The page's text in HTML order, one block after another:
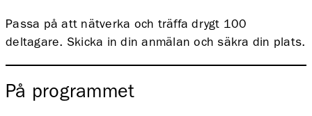
Passa på att nätverka och träffa drygt 100
deltagare. Skicka in din anmälan och säkra din plats.
På programmet